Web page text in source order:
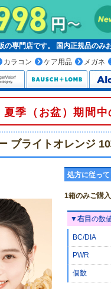
の専門店です。 国内正規品のみ
カラコン ケア用品 メガネ
夏季（お盆）期間
ブライトオレンジ
処方に従っ
1箱のみご購
▼右目の数
BC/DIA
PWR
個数